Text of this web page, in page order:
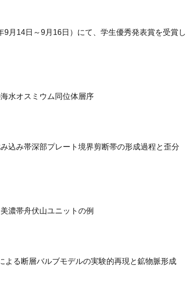
月14日～9月16日）にて、学生優秀発表賞を受賞し
水オスミウム同位体層序
込み帯深部プレート境界剪断帯の形成過程と歪分
濃帯舟伏山ユニットの例
よる断層バルブモデルの実験的再現と鉱物脈形成